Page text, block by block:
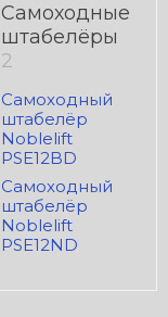
Самоходные
штабелёры
2
Самоходный
штабелёр
Noblelift
PSE12BD
Самоходный
штабелёр
Noblelift
PSE12ND